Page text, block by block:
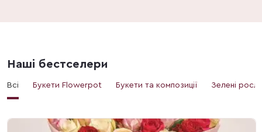
Наші бестселери
Всі Букети Flowerpot Букети та композиції Зелені